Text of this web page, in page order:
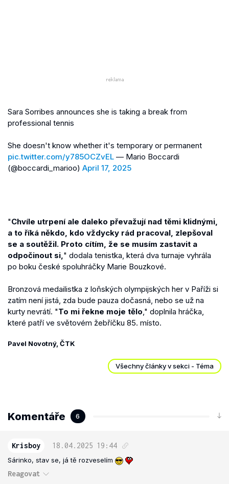
Sara Sorribes announces she is taking a break from
professional tennis
She doesn't know whether it's temporary or permanent
pic.twitter.com/y785OCZvEL — Mario Boccardi
(@boccardi_marioo) April 17, 2025
"Chvíle utrpení ale daleko převažují nad těmi klidnými,
a to říká někdo, kdo vždycky rád pracoval, zlepšoval
se a soutěžil. Proto cítím, že se musím zastavit a
odpočinout si," dodala tenistka, která dva turnaje vyhrála
po boku české spoluhráčky Marie Bouzkové.
Bronzová medailistka z loňských olympijských her v Paříži si
zatím není jistá, zda bude pauza dočasná, nebo se už na
kurty nevrátí. "To mi řekne moje tělo," doplnila hráčka,
které patří ve světovém žebříčku 85. místo.
Pavel Novotný, ČTK
Všechny články v sekci - Téma
Komentáře 6
Krisboy 18.04.2025 19:44
Sárinko, stav se, já tě rozveselím
Reagovat